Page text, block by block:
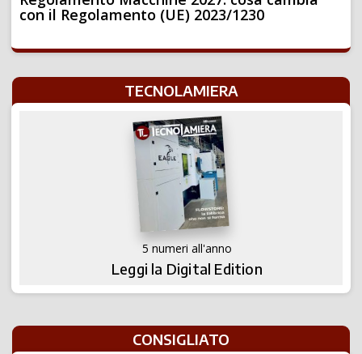
con il Regolamento (UE) 2023/1230
TECNOLAMIERA
5 numeri all'anno
Leggi la Digital Edition
CONSIGLIATO